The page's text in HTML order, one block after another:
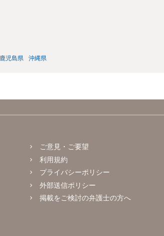
鹿児島県 沖縄県
ご意見・ご要望
利用規約
プライバシーポリシー
外部送信ポリシー
掲載をご検討の弁護士の方へ